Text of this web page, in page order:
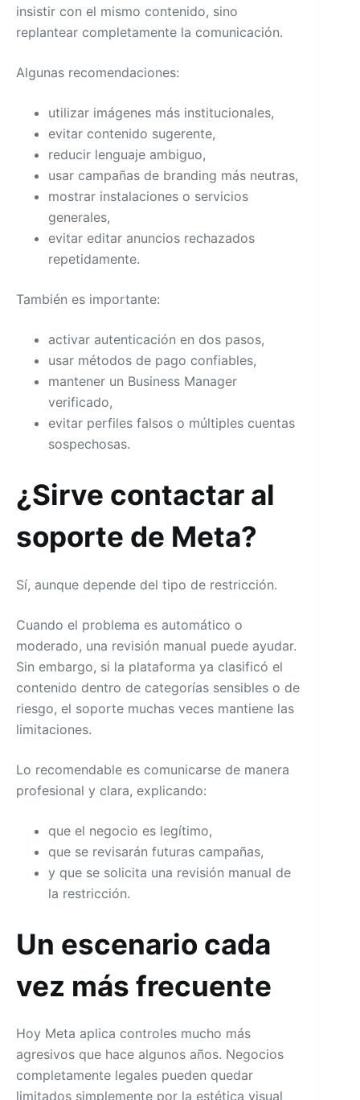
insistir con el mismo contenido, sino
replantear completamente la comunicación.
Algunas recomendaciones:
utilizar imágenes más institucionales,
evitar contenido sugerente,
reducir lenguaje ambiguo,
usar campañas de branding más neutras,
mostrar instalaciones o servicios
generales,
evitar editar anuncios rechazados
repetidamente.
También es importante:
activar autenticación en dos pasos,
usar métodos de pago confiables,
mantener un Business Manager
verificado,
evitar perfiles falsos o múltiples cuentas
sospechosas.
¿Sirve contactar al
soporte de Meta?
Sí, aunque depende del tipo de restricción.
Cuando el problema es automático o
moderado, una revisión manual puede ayudar.
Sin embargo, si la plataforma ya clasificó el
contenido dentro de categorías sensibles o de
riesgo, el soporte muchas veces mantiene las
limitaciones.
Lo recomendable es comunicarse de manera
profesional y clara, explicando:
que el negocio es legítimo,
que se revisarán futuras campañas,
y que se solicita una revisión manual de
la restricción.
Un escenario cada
vez más frecuente
Hoy Meta aplica controles mucho más
agresivos que hace algunos años. Negocios
completamente legales pueden quedar
limitados simplemente por la estética visual